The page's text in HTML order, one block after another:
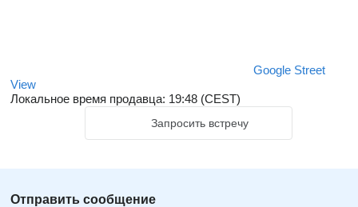
Google Street
View
Локальное время продавца: 19:48 (CEST)
Запросить встречу
Отправить сообщение